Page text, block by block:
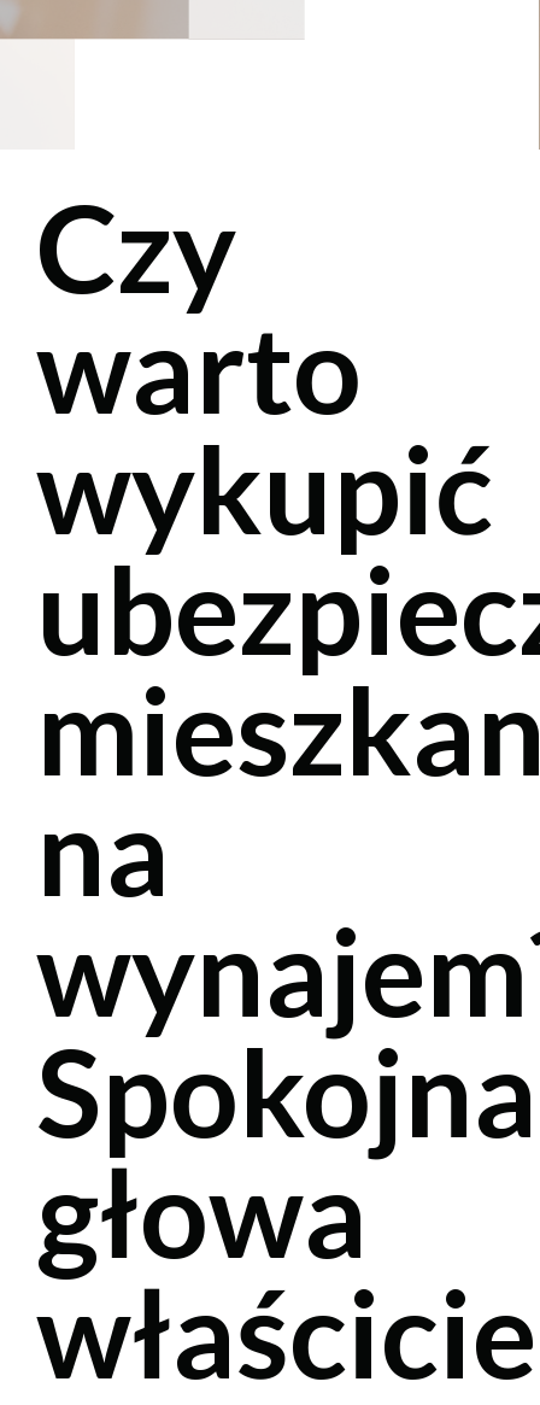
Czy
warto
wykupić
na
Spokojna
głowa